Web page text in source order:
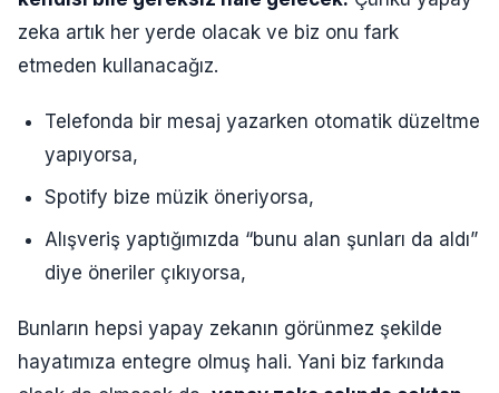
zeka artık her yerde olacak ve biz onu fark
etmeden kullanacağız.
Telefonda bir mesaj yazarken otomatik düzeltme
yapıyorsa,
Spotify bize müzik öneriyorsa,
Alışveriş yaptığımızda “bunu alan şunları da aldı”
diye öneriler çıkıyorsa,
Bunların hepsi yapay zekanın görünmez şekilde
hayatımıza entegre olmuş hali. Yani biz farkında